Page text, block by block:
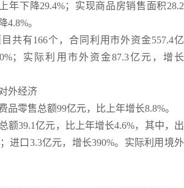
年下降29.4%；实现商品房销售面积28.2
4.8%。
共有166个，合同利用市外资金557.4亿
；实际利用市外资金87.3亿元，增长
外经济
品零售总额99亿元，比上年增长8.8%。
额39.1亿元，比上年增长4.6%，其中，出
进口3.3亿元，增长390%。实际利用境外